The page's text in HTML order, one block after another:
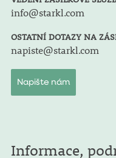
info@starkl.com
OSTATNÍ DOTAZY NA
napiste@starkl.com
Napište nám
Informace,